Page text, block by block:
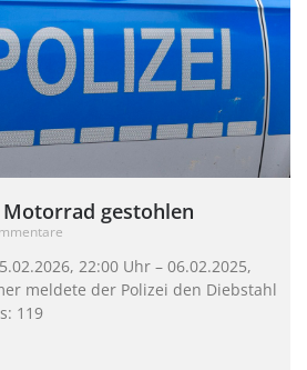
gestohlen
22:00 Uhr – 06.02.2025,
meldete der Polizei den Diebstahl
119